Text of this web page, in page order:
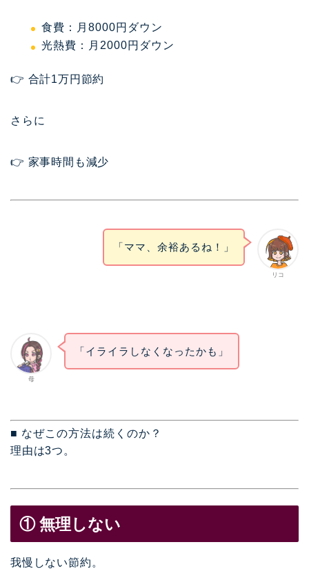
食費：月8000円ダウン
光熱費：月2000円ダウン
👉 合計1万円節約
さらに
👉 家事時間も減少
リコ
「ママ、余裕あるね！」
母
「イライラしなくなったかも」
■ なぜこの方法は続くのか？
理由は3つ。
① 無理しない
我慢しない節約。